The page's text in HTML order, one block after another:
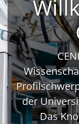
der
Das